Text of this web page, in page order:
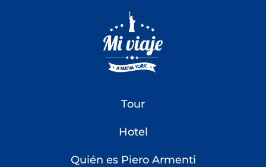
Tour
Hotel
Quién es Piero Armenti